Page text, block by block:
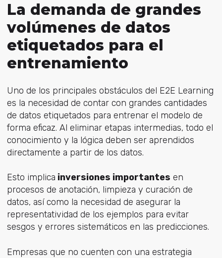
La demanda de grandes
volúmenes de datos
etiquetados para el
entrenamiento
Uno de los principales obstáculos del E2E Learning
es la necesidad de contar con grandes cantidades
de datos etiquetados para entrenar el modelo de
forma eficaz. Al eliminar etapas intermedias, todo el
conocimiento y la lógica deben ser aprendidos
directamente a partir de los datos.
Esto implica inversiones importantes en
procesos de anotación, limpieza y curación de
datos, así como la necesidad de asegurar la
representatividad de los ejemplos para evitar
sesgos y errores sistemáticos en las predicciones.
Empresas que no cuenten con una estrategia